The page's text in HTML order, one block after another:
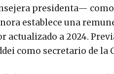
presidenta—
establece una
actualizado a 2024.
como secretario de la